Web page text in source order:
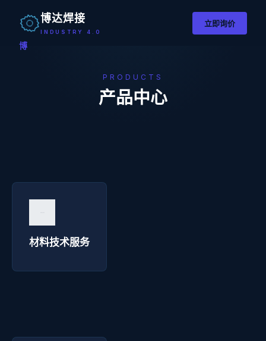
博
博达焊接
INDUSTRY 4.0
立即询价
PRODUCTS
产品中心
材料技术服务
询价咨询 →